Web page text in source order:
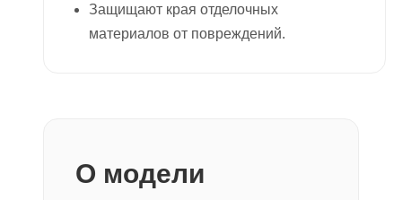
Защищают края отделочных
материалов от повреждений.
О модели